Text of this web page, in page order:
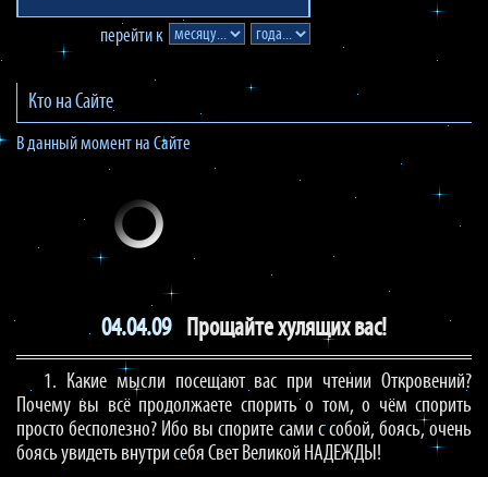
перейти к
Кто на Сайте
В данный момент на Сайте
04.04.09 Прощайте хулящих вас!
1. Какие мысли посещают вас при чтении Откровений?
Почему вы всё продолжаете спорить о том, о чём спорить
просто бесполезно? Ибо вы спорите сами с собой, боясь, очень
боясь увидеть внутри себя Свет Великой НАДЕЖДЫ!